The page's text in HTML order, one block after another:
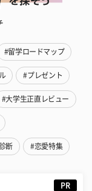
#留学ロードマップ
#プレゼント
#大学生正直レビュー
断 #恋愛特集
PR